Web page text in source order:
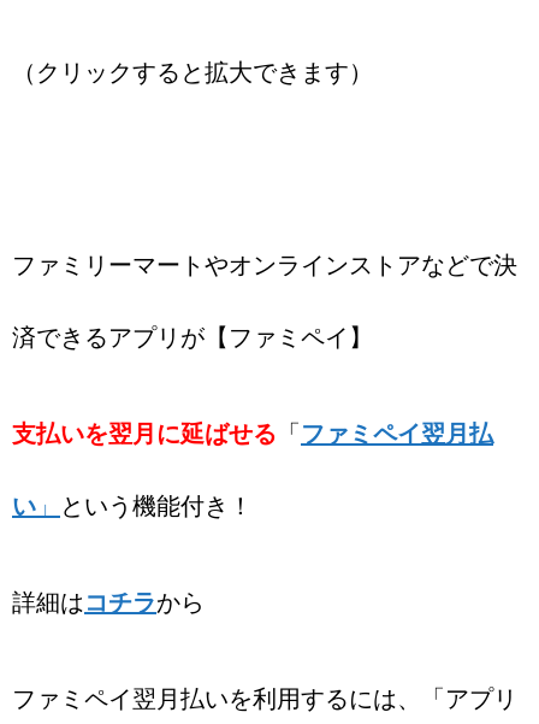
（クリックすると拡大できます）
ファミリーマートやオンラインストアなどで決
済できるアプリが【ファミペイ】
支払いを翌月に延ばせる 「 ファミペイ翌月払
い 」 という機能付き！
詳細は コチラから
ファミペイ翌月払いを利用するには、「アプリ